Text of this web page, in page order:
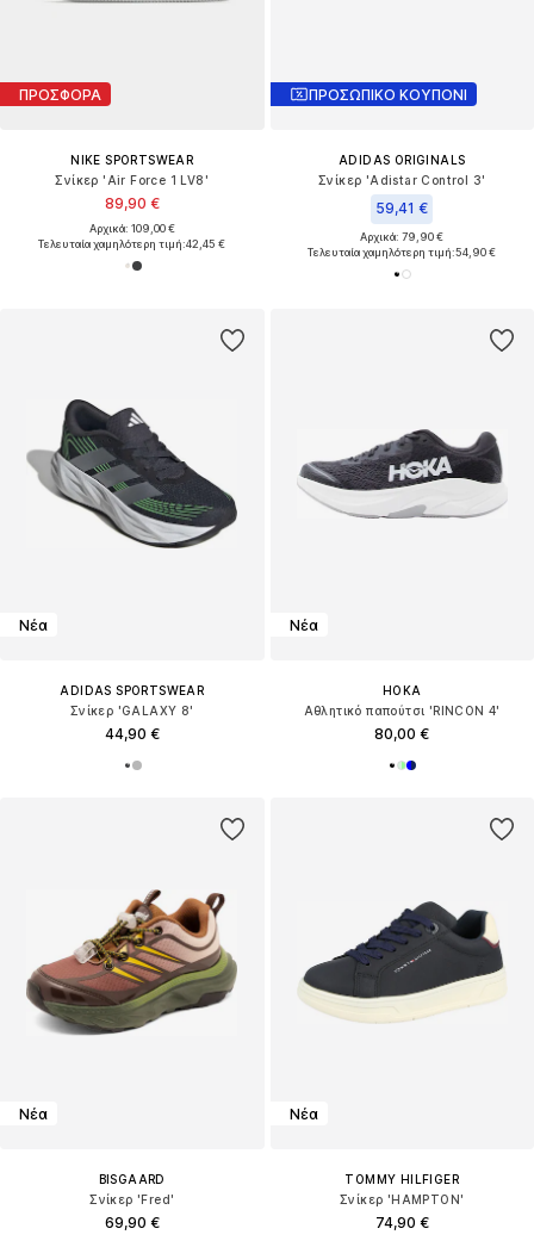
ΠΡΟΣΦΟΡΑ
NIKE SPORTSWEAR
Σνίκερ 'Air Force 1 LV8'
89,90 €
Αρχικά: 109,00 €
Τελευταία χαμηλότερη τιμή:42,45 €
ΠΡΟΣΩΠΙΚΟ ΚΟΥΠΟΝΙ
ADIDAS ORIGINALS
Σνίκερ 'Adistar Control 3'
59,41 €
Αρχικά: 79,90 €
Τελευταία χαμηλότερη τιμή:54,90 €
Νέα
ADIDAS SPORTSWEAR
Σνίκερ 'GALAXY 8'
44,90 €
Νέα
HOKA
Αθλητικό παπούτσι 'RINCON 4'
80,00 €
Νέα
BISGAARD
Σνίκερ 'Fred'
69,90 €
Νέα
TOMMY HILFIGER
Σνίκερ 'HAMPTON'
74,90 €